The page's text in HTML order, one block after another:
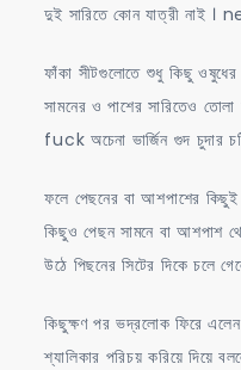
দুই সারিতে কোন যাত্রী নাই
ফাঁকা সীটগুলোতে শুধু কিছু ওষুধের
সামনের ও পাশের সারিতেও
fuck অচেনা ভার্জিন গুদ চুদার
ফলে পেছনের বা আশপাশের কিছুই
কিছুও পেছন সামনে বা আশপাশ
উঠে পিছনের সিটের দিকে চলে
কিছুক্ষণ পর ভদ্রলোক ফিরে এলেন
শ্যালিকার পরিচয় করিয়ে দিয়ে